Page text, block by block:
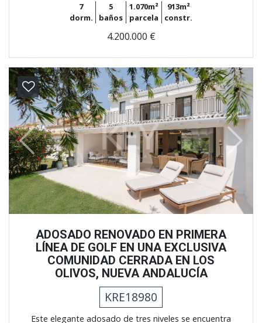
7
dorm.
5
baños
1.070m²
parcela
913m²
constr.
4.200.000 €
Previous Next
ADOSADO RENOVADO EN PRIMERA
LÍNEA DE GOLF EN UNA EXCLUSIVA
COMUNIDAD CERRADA EN LOS
OLIVOS, NUEVA ANDALUCÍA
KRE18980
Este elegante adosado de tres niveles se encuentra